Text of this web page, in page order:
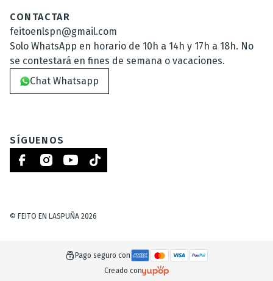
CONTACTAR
feitoenlspn@gmail.com
Solo WhatsApp en horario de 10h a 14h y 17h a 18h. No
se contestará en fines de semana o vacaciones.
Chat Whatsapp
SÍGUENOS
© FEITO EN LASPUÑA 2026
Pago seguro con
Creado con